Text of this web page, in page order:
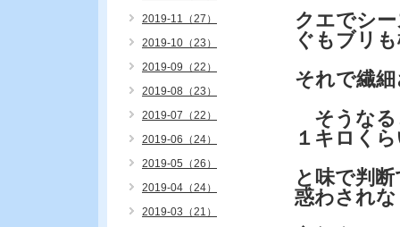
クエでシ
ぐもブリ
それで繊
そうなる
１キロく
と味で判
惑わされ
2019-11（27）
2019-10（23）
2019-09（22）
2019-08（23）
2019-07（22）
2019-06（24）
2019-05（26）
2019-04（24）
2019-03（21）